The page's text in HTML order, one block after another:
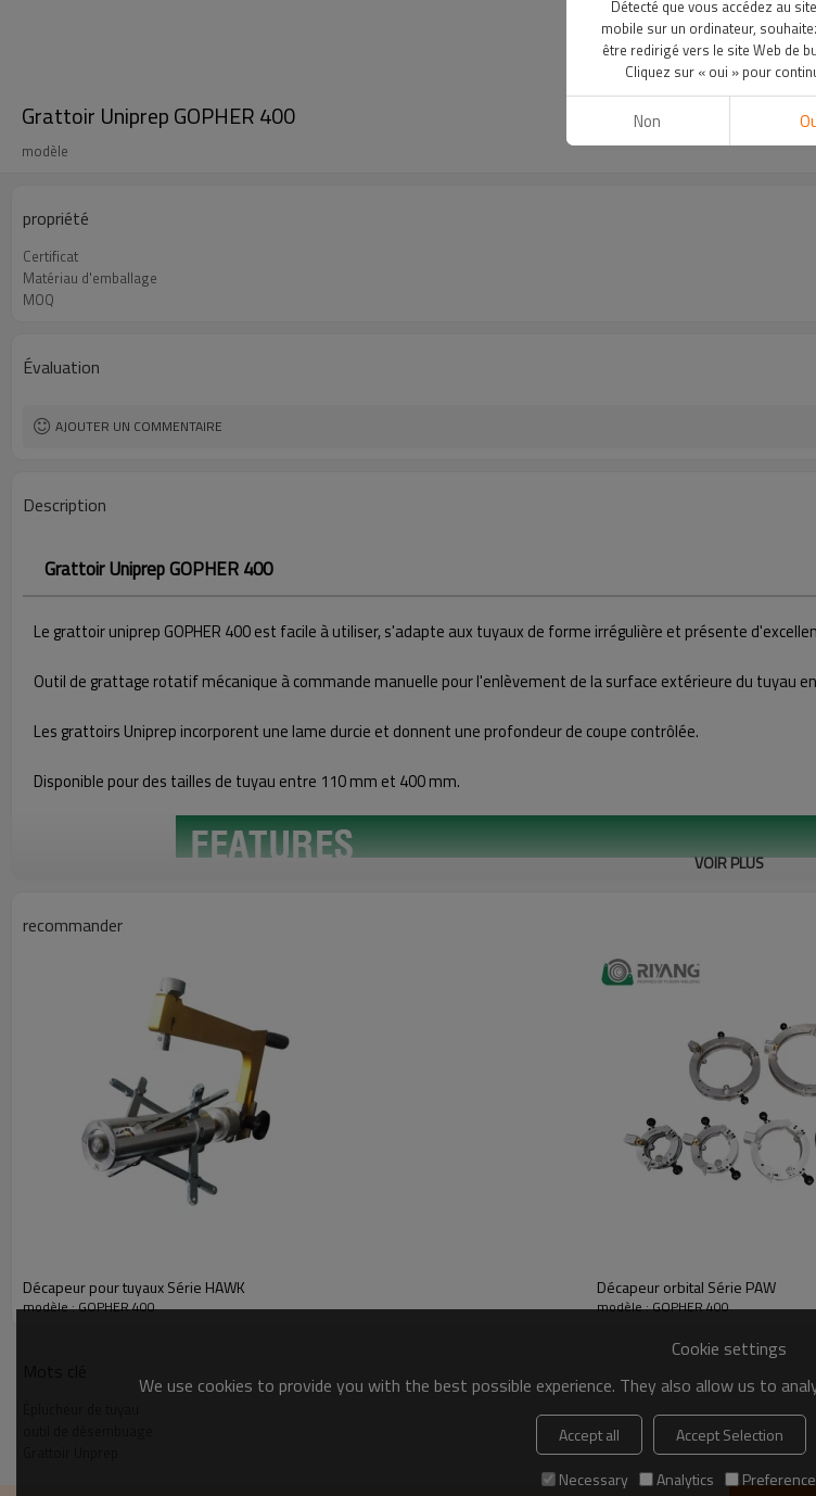
Grattoir Uniprep GOPHER 400
modèle
propriété
Certificat
Matériau d'emballage
MOQ
Évaluation
AJOUTER UN COMMENTAIRE
Description
Grattoir Uniprep GOPHER 400
Le grattoir uniprep GOPHER 400 est facile à utiliser, s'adapte aux tuyaux de forme irrégulière et présente
Outil de grattage rotatif mécanique à commande manuelle pour l'enlèvement de la surface extérieure du tuyau en
Les grattoirs Uniprep incorporent une lame durcie et donnent une profondeur de coupe contrôlée.
Disponible pour des tailles de tuyau entre 110 mm et 400 mm.
Y compris
- Jeu
- Lame
-
VOIR PLUS
recommander
Décapeur pour tuyaux Série HAWK
modèle : GOPHER 400
Décapeur orbital Série PAW
modèle : GOPHER 400
Cookie settings
We use cookies to provide you with the best possible experience. They also allow us to
Accept all Accept Selection
Necessary
Analytics
Détecté que vous accédez au
mobile sur un ordinateur,
être redirigé vers le site Web de
Cliquez sur « oui » pour
Non